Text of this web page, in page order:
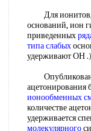
Для ионитов,
оснований, ион
приведенных
типа слабых
удерживают ОН .)
Опубликован
ацетонирования
ионообменных
количестве
удерживается
молекулярного